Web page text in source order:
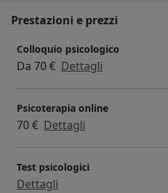
Ha perfezionato la sua
lavoro e organizzazioni
formazione in
collaborando fianco a
Spaltro e in ambito
iscrivendosi alla scuola
Funzionale (SEF).
Ha svolto una lunga
all’interno di importanti
sempre sul benessere
Prestazioni e prezzi
Colloquio psicologico
Da 70 € Dettagli
Psicoterapia online
70 € Dettagli
Test psicologici
Dettagli